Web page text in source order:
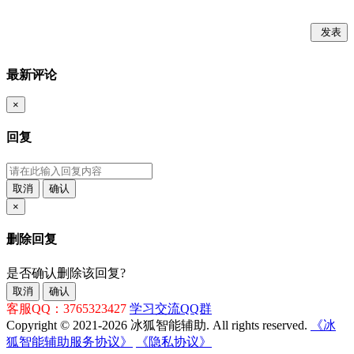
发表
最新评论
×
回复
取消
确认
×
删除回复
是否确认删除该回复?
取消 确认
客服QQ：3765323427 学习交流QQ群
Copyright © 2021-2026 冰狐智能辅助. All rights reserved.
《冰
狐智能辅助服务协议》
《隐私协议》